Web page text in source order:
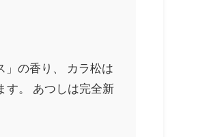
」の香り、 カラ松は
す。 あつしは完全新